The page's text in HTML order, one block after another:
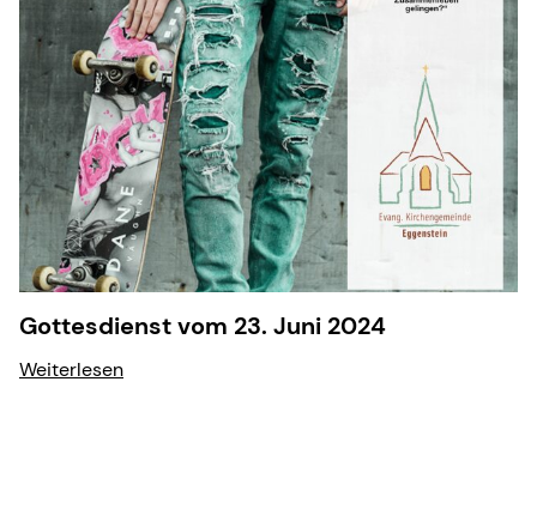
Gottesdienst vom 23. Juni 2024
Weiterlesen